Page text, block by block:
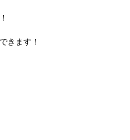
きます！